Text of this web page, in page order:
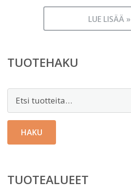
LUE LISÄÄ »
TUOTEHAKU
Etsi:
HAKU
TUOTEALUEET